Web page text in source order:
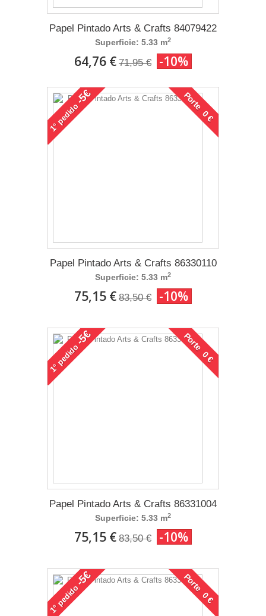
Papel Pintado Arts & Crafts 84079422
Superficie: 5.33 m2
64,76 € 71,95 € -10%
1°
pedido
-5€ Porte 0 €
Papel Pintado Arts & Crafts 86330110
Superficie: 5.33 m2
75,15 € 83,50 € -10%
1°
pedido
-5€ Porte 0 €
Papel Pintado Arts & Crafts 86331004
Superficie: 5.33 m2
75,15 € 83,50 € -10%
1°
pedido
-5€ Porte 0 €